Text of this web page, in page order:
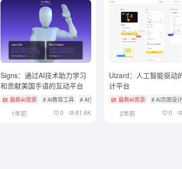
Signs：通过AI技术助力学习
和贡献美国手语的互动平台
最新AI资源 # AI教育工具 # AI生活效率助手
1年前 0 81.6K
Uizard：人工智能驱动
计平台
最新AI资源 # AI页面设计
2年前 0